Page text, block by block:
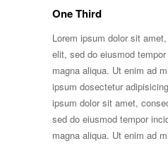
One Third
Lorem ipsum dolor sit
elit, sed do eiusmod
magna aliqua. Ut enim ad
ipsum dosectetur
ipsum dolor sit amet,
sed do eiusmod tempor
magna aliqua. Ut enim ad